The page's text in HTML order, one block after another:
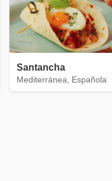
Santancha
Mediterránea, Española